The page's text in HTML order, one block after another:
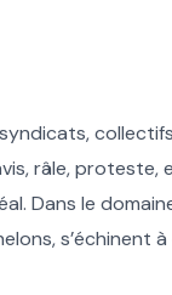
râle, proteste,
Dans le
s’échinent à